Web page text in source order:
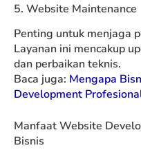
5. Website Maintenance
Penting untuk menjaga
Layanan ini mencakup
dan perbaikan teknis.
Baca juga: Mengapa
Development
Manfaat Website
Bisnis